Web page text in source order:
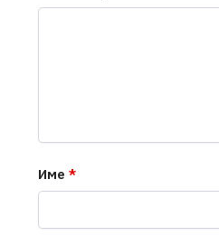
Име *